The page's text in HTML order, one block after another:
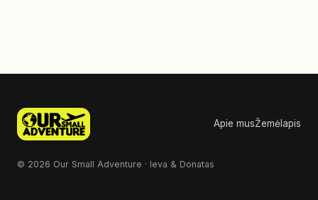
Apie musŽemėlapis
© 2026 Our Small Adventure · Ieva & Donatas